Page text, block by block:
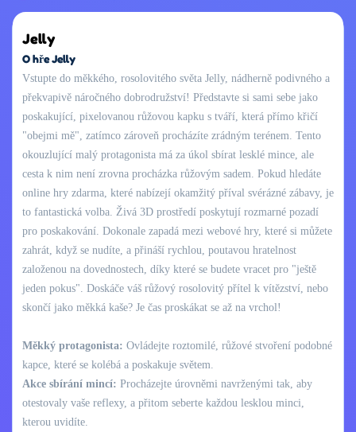
Jelly
O hře Jelly
Vstupte do měkkého, rosolovitého světa Jelly, nádherně podivného a
překvapivě náročného dobrodružství! Představte si sami sebe jako
poskakující, pixelovanou růžovou kapku s tváří, která přímo křičí
"obejmi mě", zatímco zároveň procházíte zrádným terénem. Tento
okouzlující malý protagonista má za úkol sbírat lesklé mince, ale
cesta k nim není zrovna procházka růžovým sadem. Pokud hledáte
online hry zdarma, které nabízejí okamžitý příval svérázné zábavy, je
to fantastická volba. Živá 3D prostředí poskytují rozmarné pozadí
pro poskakování. Dokonale zapadá mezi webové hry, které si můžete
zahrát, když se nudíte, a přináší rychlou, poutavou hratelnost
založenou na dovednostech, díky které se budete vracet pro "ještě
jeden pokus". Doskáče váš růžový rosolovitý přítel k vítězství, nebo
skončí jako měkká kaše? Je čas proskákat se až na vrchol!
Měkký protagonista: Ovládejte roztomilé, růžové stvoření podobné
kapce, které se kolébá a poskakuje světem.
Akce sbírání mincí: Procházejte úrovněmi navrženými tak, aby
otestovaly vaše reflexy, a přitom seberte každou lesklou minci,
kterou uvidíte.